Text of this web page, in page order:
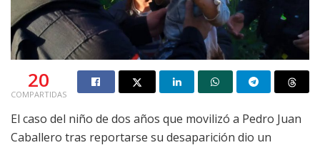
20
COMPARTIDAS
El caso del niño de dos años que movilizó a Pedro Juan
Caballero tras reportarse su desaparición dio un